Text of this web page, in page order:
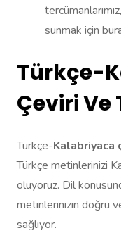
sunmak için
Türkçe-
Çeviri Ve
Türkçe-Kalabriyaca
Türkçe metinlerinizi
oluyoruz. Dil
metinlerinizin doğru
sağlıyor.